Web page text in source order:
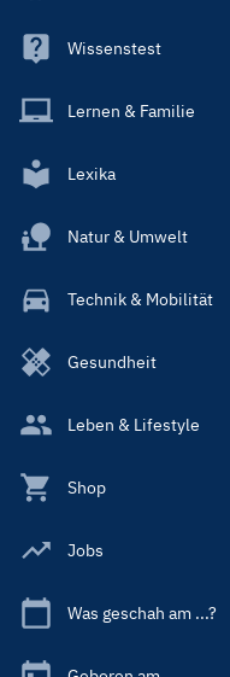
Wissenstest
Lernen & Familie
Lexika
Natur & Umwelt
Technik & Mobilität
Gesundheit
Leben & Lifestyle
Shop
Jobs
Was geschah am ...?